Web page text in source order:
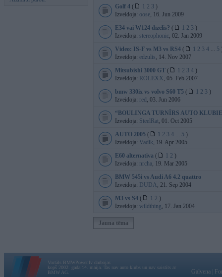
Golf 4 ( 1 2 3 )
Izveidoja: oose, 16. Jun 2009
E34 vai W124 dīzelis? ( 1 2 3 )
Izveidoja: stereophonic, 02. Jan 2009
Video: IS-F vs M3 vs RS4 ( 1 2 3 4 ... 5
Izveidoja: edzulis, 14. Nov 2007
Mitsubishi 3000 GT ( 1 2 3 4 )
Izveidoja: ROLEXX, 05. Feb 2007
bmw 330ix vs volvo S60 T5 ( 1 2 3 )
Izveidoja: red , 03. Jun 2006
“BOULINGA TURNĪRS AUTO
Izveidoja: SteelRat, 01. Oct 2005
AUTO 2005 ( 1 2 3 4 ... 5 )
Izveidoja: Vadik, 19. Apr 2005
E60 alternatīva ( 1 2 )
Izveidoja: nrcha, 19. Mar 2005
BMW 545i vs Audi A6 4.2 quattro
Izveidoja: DUDA, 21. Sep 2004
M3 vs S4 ( 1 2 )
Izveidoja: wildthing, 17. Jan 2004
Jauna tēma
Vortāls BMWPower.lv darbojas
kopš 2002. gada 14. maija. Tas nav auto klubs un nav saistīts ar
BMW AG.
Galvena